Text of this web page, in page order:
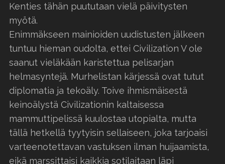
Kenties tähän puututaan vielä päivitysten
myötä.
Enimmäkseen mainioiden uudistusten jälkeen
tuntuu hieman oudolta, ettei Civilization V ole
saanut vieläkään karistettua pelisarjan
helmasyntejä. Murhelistan kärjessä ovat tutut
diplomatia ja tekoäly. Toive ihmismäisestä
keinoälystä Civilizationin kaltaisessa
mammuttipelissä kuulostaa utopialta, mutta
tällä hetkellä tyytyisin sellaiseen, joka tarjoaisi
varteenotettavan vastuksen ilman huijaamista,
eikä marssittaisi kaikkia sotilaitaan läpi